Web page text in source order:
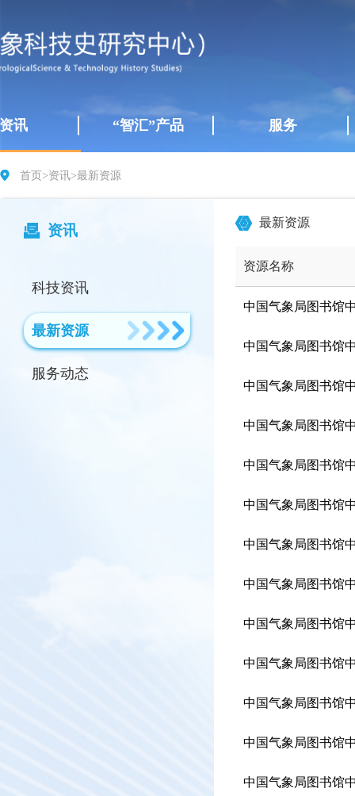
讯 “智汇”产品 服务
首页 >资讯>最新资源
资讯
科技资讯
最新资源
服务动态
最新资源
资源名称
中国气象局图书馆
中国气象局图书馆
中国气象局图书馆
中国气象局图书馆
中国气象局图书馆
中国气象局图书馆
中国气象局图书馆
中国气象局图书馆
中国气象局图书馆
中国气象局图书馆
中国气象局图书馆
中国气象局图书馆
中国气象局图书馆